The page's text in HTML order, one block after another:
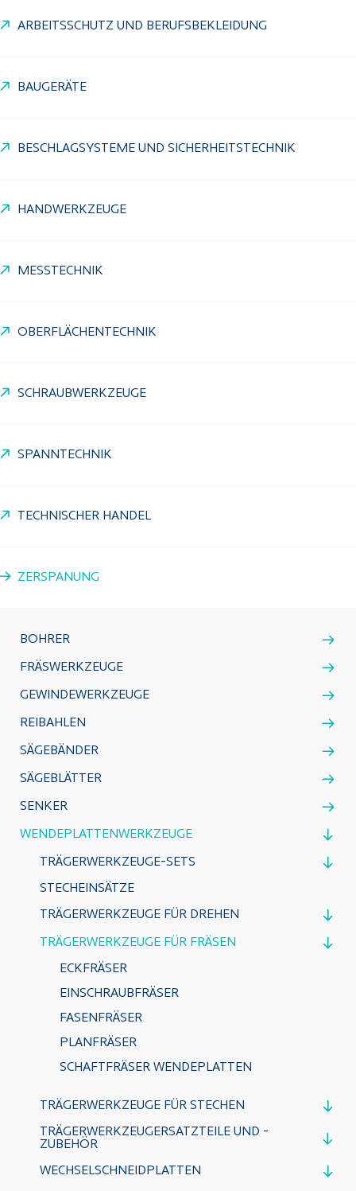
ARBEITSSCHUTZ UND BERUFSBEKLEIDUNG
BAUGERÄTE
BESCHLAGSYSTEME UND SICHERHEITSTECHNIK
HANDWERKZEUGE
MESSTECHNIK
OBERFLÄCHENTECHNIK
SCHRAUBWERKZEUGE
SPANNTECHNIK
TECHNISCHER HANDEL
ZERSPANUNG
BOHRER
FRÄSWERKZEUGE
GEWINDEWERKZEUGE
REIBAHLEN
SÄGEBÄNDER
SÄGEBLÄTTER
SENKER
WENDEPLATTENWERKZEUGE
TRÄGERWERKZEUGE-SETS
STECHEINSÄTZE
TRÄGERWERKZEUGE FÜR DREHEN
TRÄGERWERKZEUGE FÜR FRÄSEN
ECKFRÄSER
EINSCHRAUBFRÄSER
FASENFRÄSER
PLANFRÄSER
SCHAFTFRÄSER WENDEPLATTEN
TRÄGERWERKZEUGE FÜR STECHEN
TRÄGERWERKZEUGERSATZTEILE UND -
ZUBEHÖR
WECHSELSCHNEIDPLATTEN